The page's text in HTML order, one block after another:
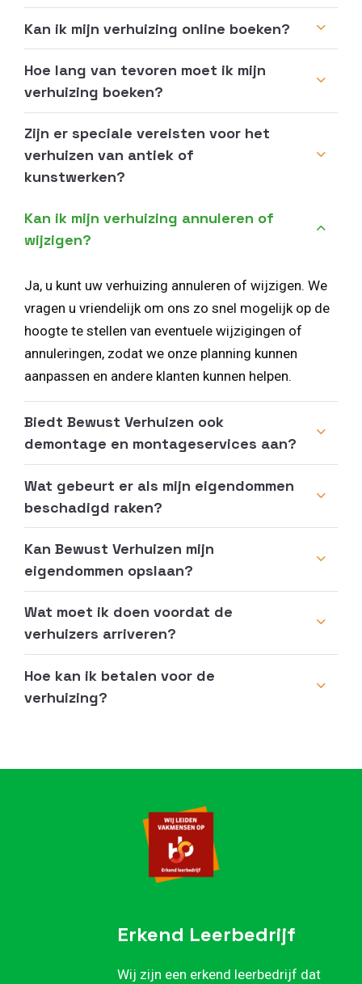
Kan ik mijn verhuizing online boeken?
Hoe lang van tevoren moet ik mijn
verhuizing boeken?
Zijn er speciale vereisten voor het
verhuizen van antiek of
kunstwerken?
Kan ik mijn verhuizing annuleren of
wijzigen?
Ja, u kunt uw verhuizing annuleren of wijzigen. We
vragen u vriendelijk om ons zo snel mogelijk op de
hoogte te stellen van eventuele wijzigingen of
annuleringen, zodat we onze planning kunnen
aanpassen en andere klanten kunnen helpen.
Biedt Bewust Verhuizen ook
demontage en montageservices aan?
Wat gebeurt er als mijn eigendommen
beschadigd raken?
Kan Bewust Verhuizen mijn
eigendommen opslaan?
Wat moet ik doen voordat de
verhuizers arriveren?
Hoe kan ik betalen voor de
verhuizing?
Erkend Leerbedrijf
Wij zijn een erkend leerbedrijf dat